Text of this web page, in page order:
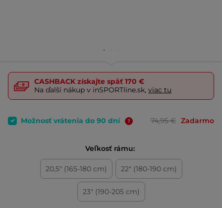
CASHBACK získajte späť 170 €
Na ďalší nákup v inSPORTline.sk, viac tu
Možnosť vrátenia do 90 dní 74,95 € Zadarmo
Veľkosť rámu:
20,5" (165-180 cm) 22" (180-190 cm)
23" (190-205 cm)